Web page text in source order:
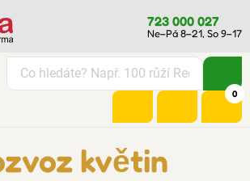
723 000 027
Ne–Pá 8–21, So 9–17
0
květin